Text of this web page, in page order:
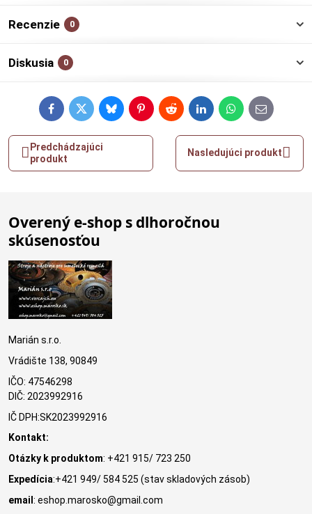
Recenzie 0
Diskusia 0
FacebookTwitterBlueskyPinterestRedditLinkedInWhatsApp
E-
mail
Predchádzajúci
produkt
Nasledujúci produkt
Overený e-shop s dlhoročnou
skúsenosťou
Marián s.r.o.
Vrádište 138, 90849
IČO: 47546298
DIČ: 2023992916
IČ DPH:SK2023992916
Kontakt:
Otázky k produktom: +421 915/ 723 250
Expedícia:+421 949/ 584 525 (stav skladových zásob)
email: eshop.marosko@gmail.com